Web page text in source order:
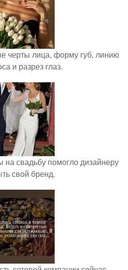
черты лица, форму губ, линию
и разрез глаз.
на свадьбу помогло дизайнеру
свой бренд.